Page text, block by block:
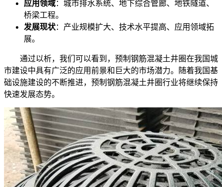
应用领域：城市排水系统、地下综合管廊、地铁隧道、
桥梁工程。
发展现状：产业规模扩大、技术水平提高、应用领域拓
展。
通过以析，我们可以看到，预制钢筋混凝土井圈在我国城
市建设中具有广泛的应用前景和巨大的市场潜力。随着我国基
础设施建设的不断推进，预制钢筋混凝土井圈行业将继续保持
快速发展态势。